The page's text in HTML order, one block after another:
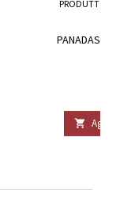
PRODUTTORE:
PANADAS,
